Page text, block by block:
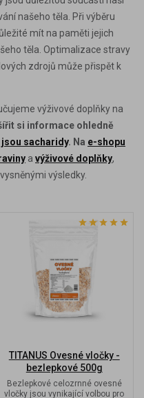
našeho těla. Při výběru
mít na paměti jejich
těla. Optimalizace stravy
zdrojů může přispět k
výživové doplňky na
si informace ohledně
jsou sacharidy. Na e-shopu
a výživové doplňky,
výsledky.
TITANUS Ovesné vločky -
bezlepkové 500g
Bezlepkové celozrnné ovesné
vločky jsou vynikající volbou pro